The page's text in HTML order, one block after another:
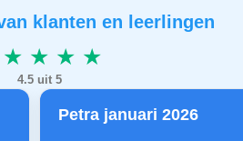
klanten en leerlingen
★ ★ ★
4.5 uit 5
Petra januari 2026